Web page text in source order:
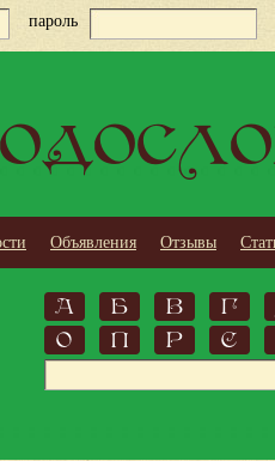
пароль
Объявления Отзывы
А Б В
Г
О
П Р С